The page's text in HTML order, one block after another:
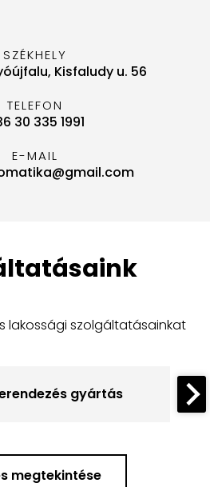
SZÉKHELY
Kisfaludy u. 56
TELEFON
30 335 1991
E-MAIL
lakossági szolgáltatásainkat
gyártás
megtekintése